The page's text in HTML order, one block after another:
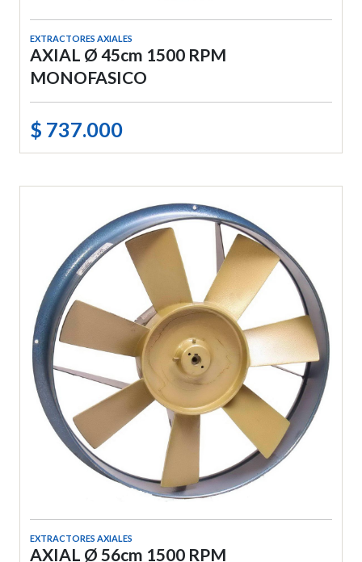
EXTRACTORES AXIALES
AXIAL Ø 45cm 1500 RPM
MONOFASICO
$ 737.000
EXTRACTORES AXIALES
AXIAL Ø 56cm 1500 RPM